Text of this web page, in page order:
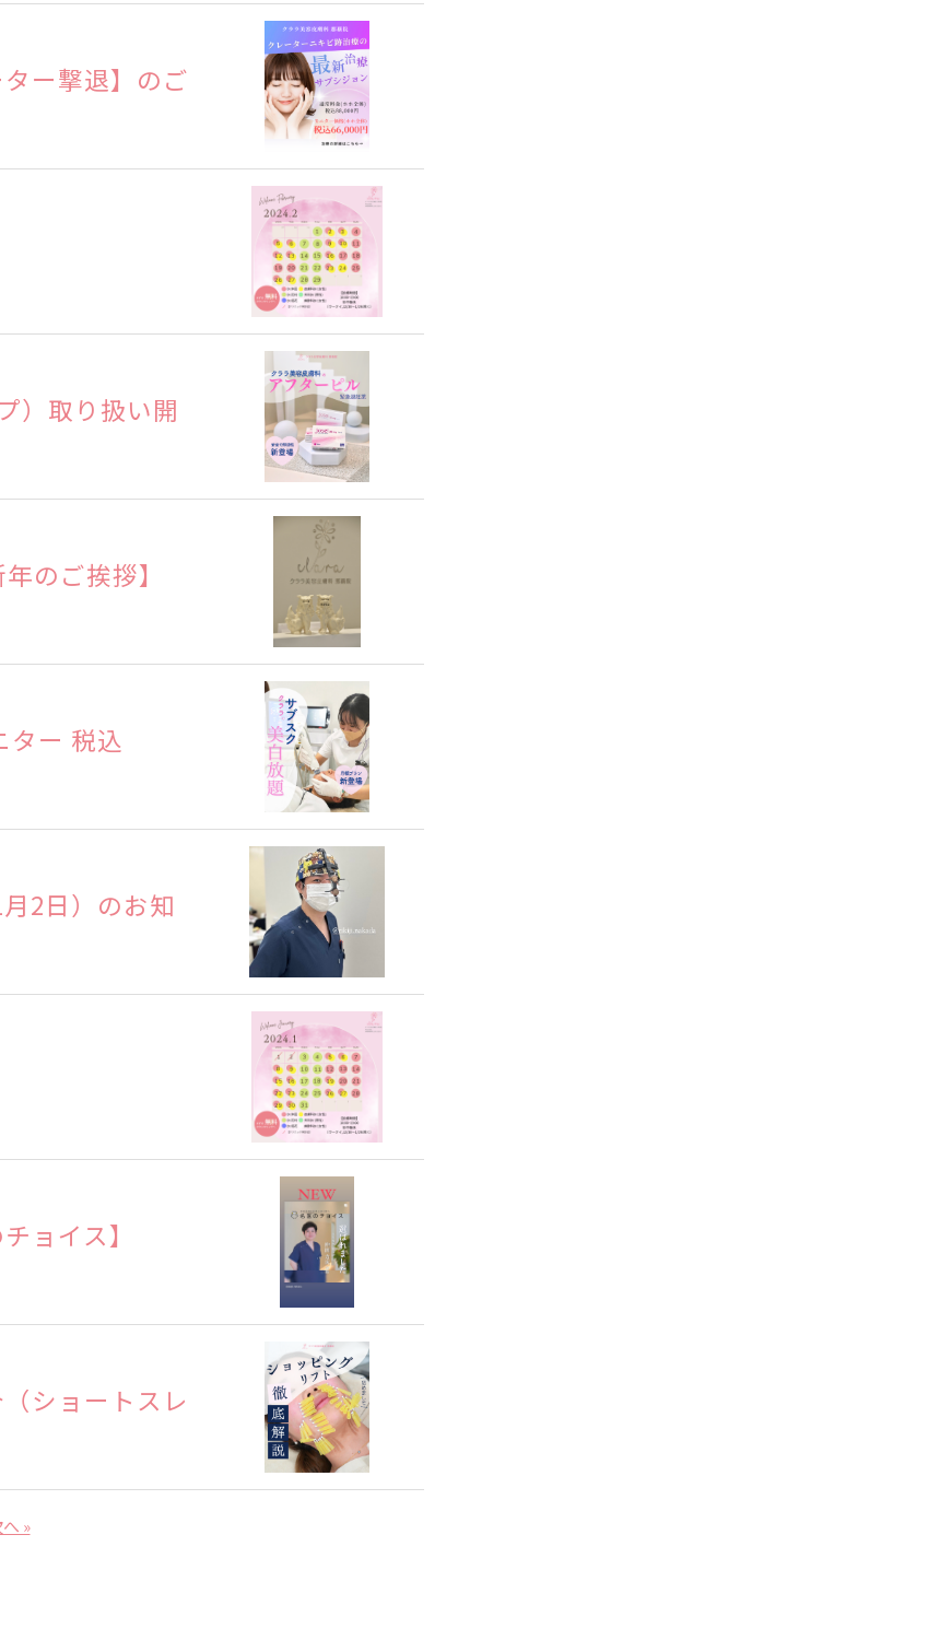
ー撃退】のご
）取り扱い開
のご挨拶】
ター 税込
2日）のお知
ョイス】
ショートスレ
»